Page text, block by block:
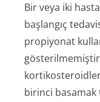
Bir veya iki
başlangıç
propiyonat
birinci